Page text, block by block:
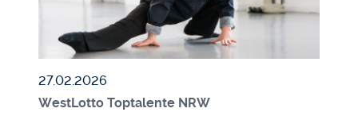
Veröffentlicht am
27.02.2026
WestLotto Toptalente NRW